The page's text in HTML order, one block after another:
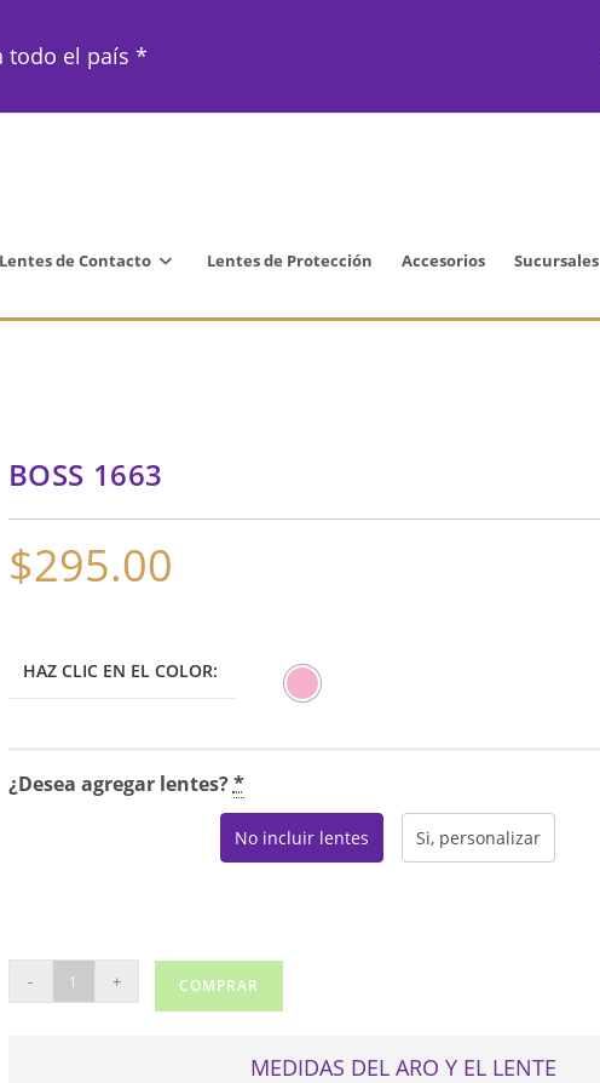
todo el país *
Lentes de Contacto Lentes de Protección Accesorios Sucursales
BOSS 1663
$295.00
HAZ CLIC EN EL COLOR:
¿Desea agregar lentes?*
No incluir lentes Si, personalizar
1663
- + COMPRAR
MEDIDAS DEL ARO Y EL LENTE